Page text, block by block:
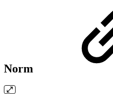
Norm